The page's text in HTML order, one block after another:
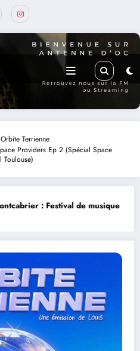
Orbite Terrienne
Providers Ep 2 (Spécial Space
Toulouse)
classique le 8 et 9 août